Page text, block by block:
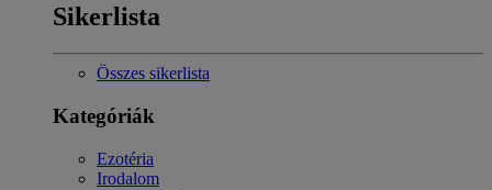
Sikerlista
Összes sikerlista
Kategóriák
Ezotéria
Irodalom